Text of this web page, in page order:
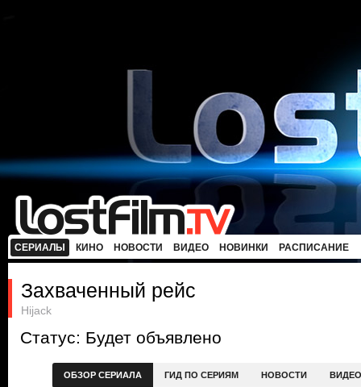
СЕРИАЛЫ КИНО НОВОСТИ ВИДЕО НОВИНКИ РАСПИСАНИЕ
Захваченный рейс
Hijack
Статус: Будет объявлено
ОБЗОР СЕРИАЛА ГИД ПО СЕРИЯМ НОВОСТИ ВИДЕО